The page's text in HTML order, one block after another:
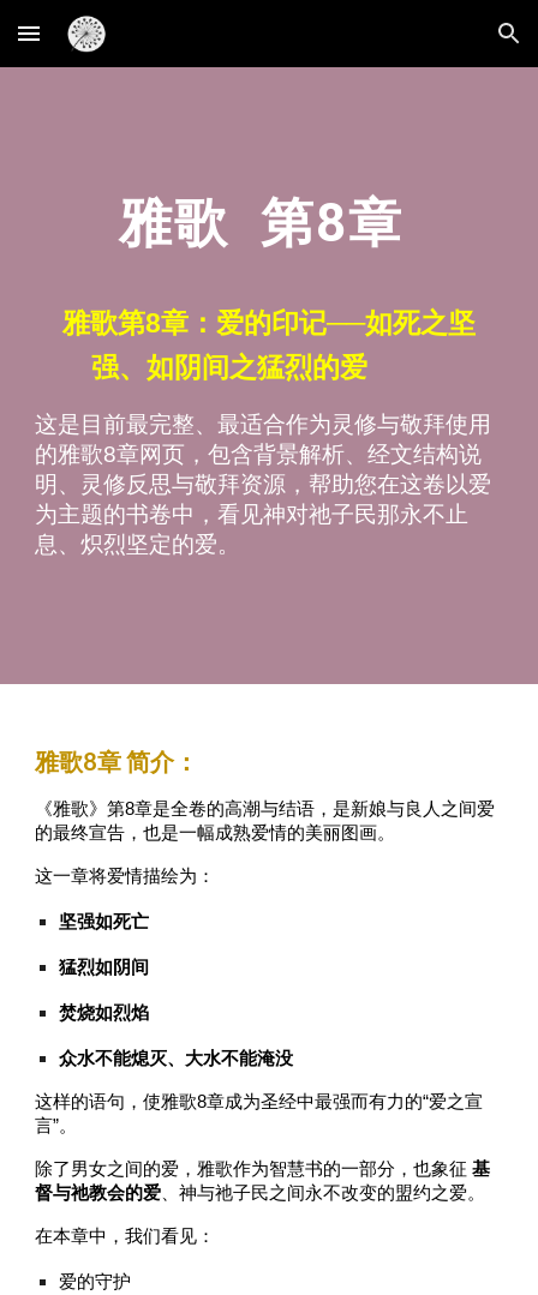
Skip to main content Skip to navigation
雅歌 第8章
雅歌第8章：爱的印记──如死之坚
强、如阴间之猛烈的爱
这是目前最完整、最适合作为灵修与敬拜使用
的雅歌8章网页，包含背景解析、经文结构说
明、灵修反思与敬拜资源，帮助您在这卷以爱
为主题的书卷中，看见神对祂子民那永不止
息、炽烈坚定的爱。
雅歌8章 简介：
《雅歌》第8章是全卷的高潮与结语，是新娘与良人之间爱
的最终宣告，也是一幅成熟爱情的美丽图画。
这一章将爱情描绘为：
坚强如死亡
猛烈如阴间
焚烧如烈焰
众水不能熄灭、大水不能淹没
这样的语句，使雅歌8章成为圣经中最强而有力的“爱之宣
言”。
除了男女之间的爱，雅歌作为智慧书的一部分，也象征基
督与祂教会的爱 、神与祂子民之间永不改变的盟约之爱。
在本章中，我们看见：
爱的守护